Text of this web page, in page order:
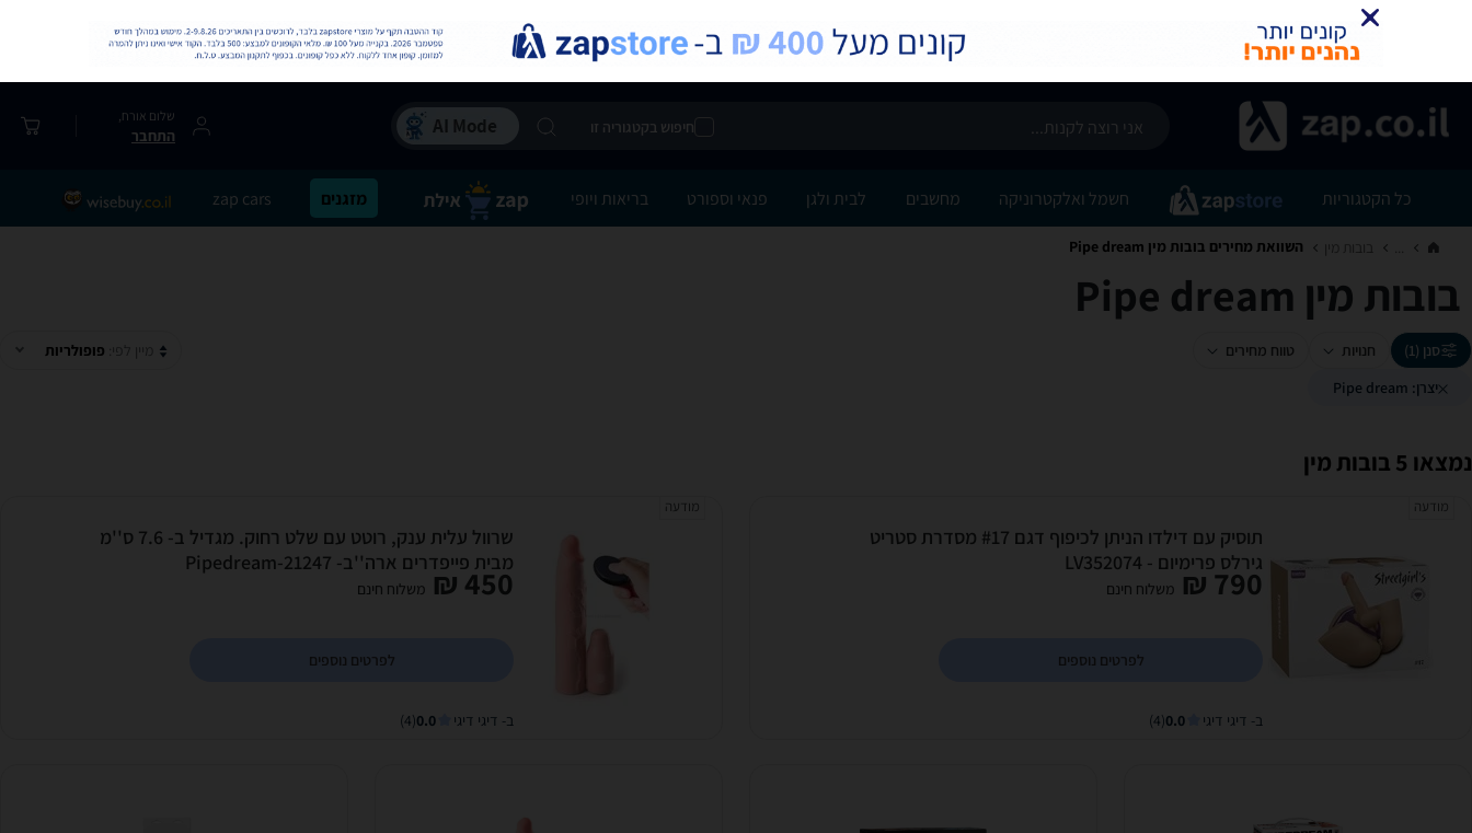
חיפוש בקטגוריה זו
שלום אורח,
התחבר
כל הקטגוריות חשמל ואלקטרוניקה מחשבים לבית ולגן פנאי וספורט בריאות ויופי מזגנים zap cars
בובות מין‏ השוואת מחירים בובות מין ‏Pipe dream
בובות מין ‏Pipe dream
סנן (1) חנויות
טווח מחירים
יצרן: Pipe dream
מיין לפי: פופולריות
נמצאו 5 בובות מין
מודעה
תוסיק עם דילדו הניתן לכיפוף דגם #17 מסדרת סטריט
גירלס פרימיום - LV352074
790 ₪ משלוח חינם
לפרטים נוספים
ב- דיגי דיגי 0.0
(4)
מודעה
שרוול עלית ענק, רוטט עם שלט רחוק. מגדיל ב- 7.6 ס''מ
מבית פייפדרים ארה''ב- Pipedream-21247
450 ₪ משלוח חינם
לפרטים נוספים
ב- דיגי דיגי 0.0
(4)